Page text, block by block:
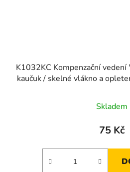
K1032KC Kompenzační
kaučuk / skelné vlákno a
Skladem
75 Kč